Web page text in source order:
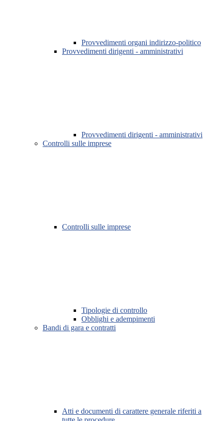
Provvedimenti organi indirizzo-politico
Provvedimenti dirigenti - amministrativi
Provvedimenti dirigenti - amministrativi
Controlli sulle imprese
Controlli sulle imprese
Tipologie di controllo
Obblighi e adempimenti
Bandi di gara e contratti
Atti e documenti di carattere generale riferiti a